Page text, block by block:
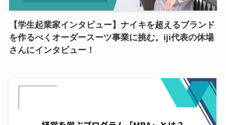
【学生起業家インタビュー】ナイキを超えるブランド
を作るべくオーダースーツ事業に挑む。iji代表の休場
さんにインタビュー！